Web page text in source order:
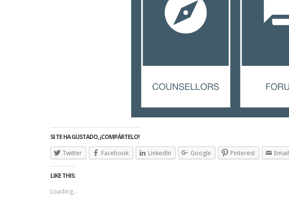
SI TE HA GUSTADO, ¡COMPÁRTELO!
Twitter
Facebook LinkedIn Google Pinterest Email
LIKE THIS:
Loading...